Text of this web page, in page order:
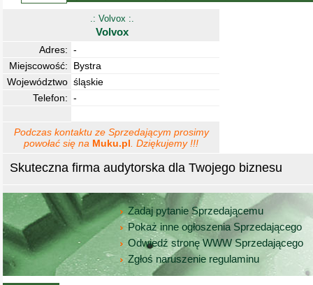
Skuteczna firma audytorska dla Twojego biznesu
Zadaj pytanie Sprzedającemu
Pokaż inne ogłoszenia Sprzedającego
Odwiedź stronę WWW Sprzedającego
Zgłoś naruszenie regulaminu
.: Volvox :.
Volvox
Adres: -
Miejscowość:
Bystra
Województwo śląskie
Telefon: -
Podczas kontaktu ze Sprzedającym prosimy
powołać się na Muku.pl . Dziękujemy !!!